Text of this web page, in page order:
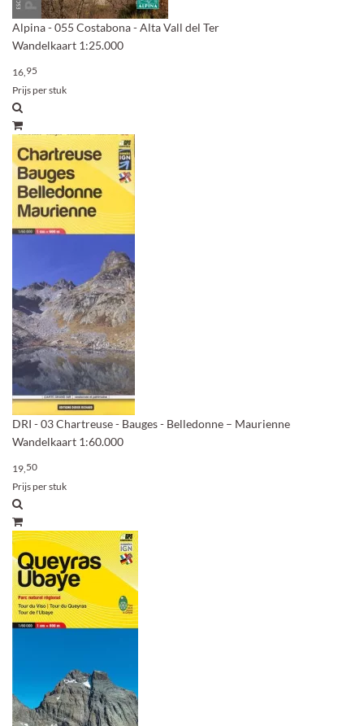
Alpina - 055 Costabona - Alta Vall del Ter
Wandelkaart 1:25.000
16,95
Prijs per stuk
DRI - 03 Chartreuse - Bauges - Belledonne – Maurienne
Wandelkaart 1:60.000
19,50
Prijs per stuk